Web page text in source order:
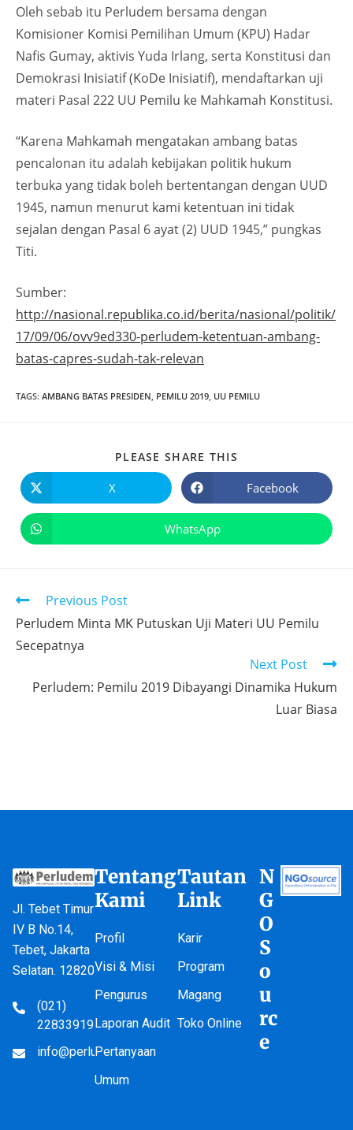
Oleh sebab itu Perludem bersama dengan
Komisioner Komisi Pemilihan Umum (KPU) Hadar
Nafis Gumay, aktivis Yuda Irlang, serta Konstitusi dan
Demokrasi Inisiatif (KoDe Inisiatif), mendaftarkan uji
materi Pasal 222 UU Pemilu ke Mahkamah Konstitusi.
“Karena Mahkamah mengatakan ambang batas
pencalonan itu adalah kebijakan politik hukum
terbuka yang tidak boleh bertentangan dengan UUD
1945, namun menurut kami ketentuan ini tidak
sejalan dengan Pasal 6 ayat (2) UUD 1945,” pungkas
Titi.
Sumber:
http://nasional.republika.co.id/berita/nasional/politik/
17/09/06/ovv9ed330-perludem-ketentuan-ambang-
batas-capres-sudah-tak-relevan
TAGS: AMBANG BATAS PRESIDEN, PEMILU 2019, UU PEMILU
PLEASE SHARE THIS
X Facebook
WhatsApp
Previous Post
Perludem Minta MK Putuskan Uji Materi UU Pemilu
Secepatnya
Next Post
Perludem: Pemilu 2019 Dibayangi Dinamika Hukum
Luar Biasa
Jl. Tebet Timur
IV B No.14,
Tebet, Jakarta
Selatan. 12820
(021)
22833919
info@perludem.or.id
Tentang
Kami
Profil
Visi & Misi
Pengurus
Laporan Audit
Pertanyaan
Umum
Tautan
Link
Karir
Program
Magang
Toko Online
N
G
O
S
o
u
rc
e